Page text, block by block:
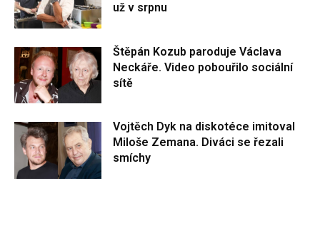
už v srpnu
Štěpán Kozub paroduje Václava
Neckáře. Video pobouřilo sociální
sítě
Vojtěch Dyk na diskotéce imitoval
Miloše Zemana. Diváci se řezali
smíchy